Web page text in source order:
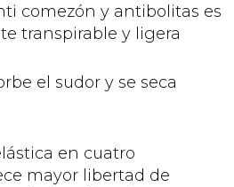
comezón y antibolitas es
transpirable y ligera
el sudor y se seca
en cuatro
mayor libertad de